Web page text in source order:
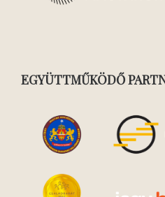
EGYÜTTMŰKÖDŐ